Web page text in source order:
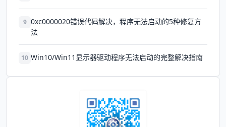
9 0xc0000020错误代码解决，程序无法启动的5种修复方
法
10 Win10/Win11显示器驱动程序无法启动的完整解决指南